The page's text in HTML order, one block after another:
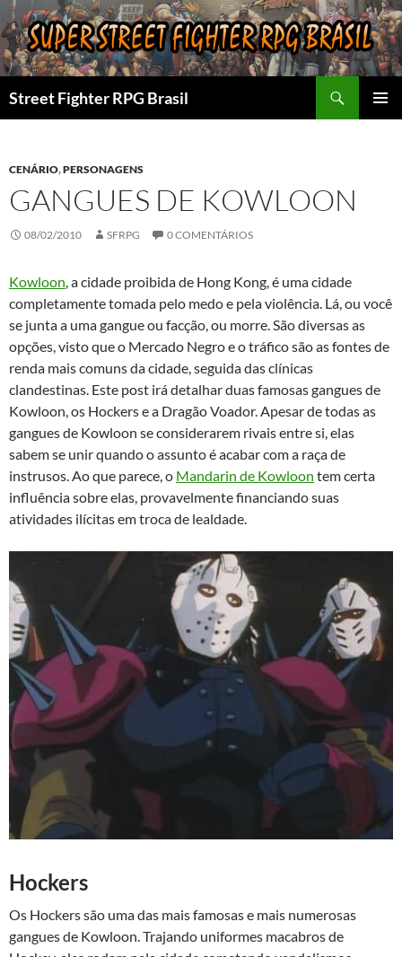
Pular
para
o
conteúdo
Street Fighter RPG Brasil
CENÁRIO,PERSONAGENS
GANGUES DE KOWLOON
08/02/2010 SFRPG 0 COMENTÁRIOS
Kowloon, a cidade proibida de Hong Kong, é uma cidade
completamente tomada pelo medo e pela violência. Lá, ou você
se junta a uma gangue ou facção, ou morre. São diversas as
opções, visto que o Mercado Negro e o tráfico são as fontes de
renda mais comuns da cidade, seguida das clínicas
clandestinas. Este post irá detalhar duas famosas gangues de
Kowloon, os Hockers e a Dragão Voador. Apesar de todas as
gangues de Kowloon se considerarem rivais entre si, elas
sabem se unir quando o assunto é acabar com a raça de
instrusos. Ao que parece, o Mandarin de Kowloon tem certa
influência sobre elas, provavelmente financiando suas
atividades ilícitas em troca de lealdade.
Hockers
Os Hockers são uma das mais famosas e mais numerosas
gangues de Kowloon. Trajando uniformes macabros de